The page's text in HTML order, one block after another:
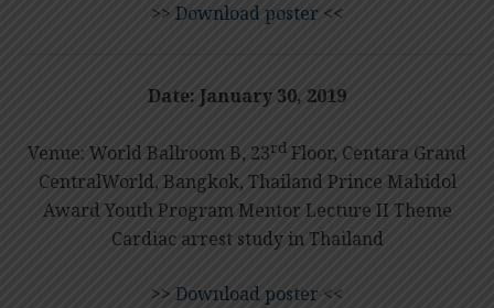
>> Download poster <<
Date: January 30, 2019
Venue: World Ballroom B, 23rd Floor, Centara Grand
CentralWorld, Bangkok, Thailand Prince Mahidol
Award Youth Program Mentor Lecture II Theme
Cardiac arrest study in Thailand
>> Download poster <<